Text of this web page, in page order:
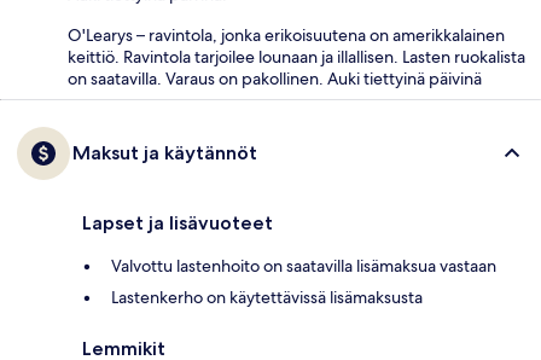
O'Learys – ravintola, jonka erikoisuutena on amerikkalainen
keittiö. Ravintola tarjoilee lounaan ja illallisen. Lasten ruokalista
on saatavilla. Varaus on pakollinen. Auki tiettyinä päivinä
Maksut ja käytännöt
Lapset ja lisävuoteet
Valvottu lastenhoito on saatavilla lisämaksua vastaan
Lastenkerho on käytettävissä lisämaksusta
Lemmikit